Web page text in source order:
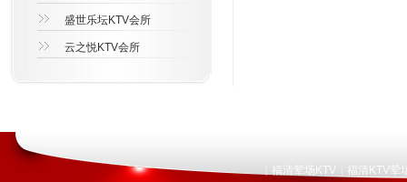
盛世乐坛KTV会所
云之悦KTV会所
福清荤场KTV
福清KTV荤